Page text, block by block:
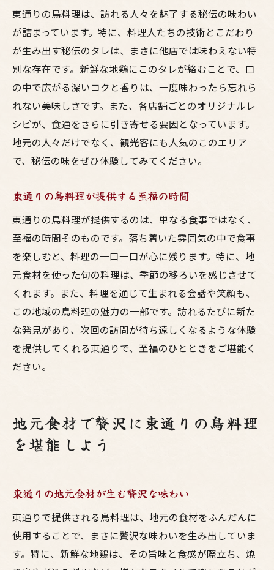
東通りで心に残るひとときを過ごす
鳥料理が演出する贅沢なひととき
東通りで過ごす至福の時間
美味しさ以上の価値を提供する鳥料理
東通りの鳥料理は、訪れる人々を魅了する秘伝の味わい
が詰まっています。特に、料理人たちの技術とこだわり
が生み出す秘伝のタレは、まさに他店では味わえない特
別な存在です。新鮮な地鶏にこのタレが絡むことで、口
の中で広がる深いコクと香りは、一度味わったら忘れら
れない美味しさです。また、各店舗ごとのオリジナルレ
シピが、食通をさらに引き寄せる要因となっています。
地元の人々だけでなく、観光客にも人気のこのエリア
で、秘伝の味をぜひ体験してみてください。
東通りの鳥料理が提供する至福の時間
東通りの鳥料理が提供するのは、単なる食事ではなく、
至福の時間そのものです。落ち着いた雰囲気の中で食事
を楽しむと、料理の一口一口が心に残ります。特に、地
元食材を使った旬の料理は、季節の移ろいを感じさせて
くれます。また、料理を通じて生まれる会話や笑顔も、
この地域の鳥料理の魅力の一部です。訪れるたびに新た
な発見があり、次回の訪問が待ち遠しくなるような体験
を提供してくれる東通りで、至福のひとときをご堪能く
ださい。
地元食材で贅沢に東通りの鳥料理
を堪能しよう
東通りの地元食材が生む贅沢な味わい
東通りで提供される鳥料理は、地元の食材をふんだんに
使用することで、まさに贅沢な味わいを生み出していま
す。特に、新鮮な地鶏は、その旨味と食感が際立ち、焼